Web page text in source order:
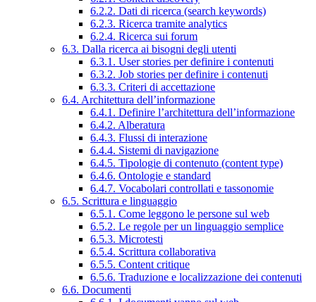
6.2.2. Dati di ricerca (search keywords)
6.2.3. Ricerca tramite analytics
6.2.4. Ricerca sui forum
6.3. Dalla ricerca ai bisogni degli utenti
6.3.1. User stories per definire i contenuti
6.3.2. Job stories per definire i contenuti
6.3.3. Criteri di accettazione
6.4. Architettura dell’informazione
6.4.1. Definire l’architettura dell’informazione
6.4.2. Alberatura
6.4.3. Flussi di interazione
6.4.4. Sistemi di navigazione
6.4.5. Tipologie di contenuto (content type)
6.4.6. Ontologie e standard
6.4.7. Vocabolari controllati e tassonomie
6.5. Scrittura e linguaggio
6.5.1. Come leggono le persone sul web
6.5.2. Le regole per un linguaggio semplice
6.5.3. Microtesti
6.5.4. Scrittura collaborativa
6.5.5. Content critique
6.5.6. Traduzione e localizzazione dei contenuti
6.6. Documenti